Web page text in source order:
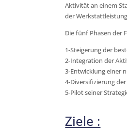
Aktivität an einem
der
Die fünf Phasen der
1-Steigerung der
2-Integration der
3-Entwicklung einer
4-Diversifizierung
5-Pilot seiner
Ziele :